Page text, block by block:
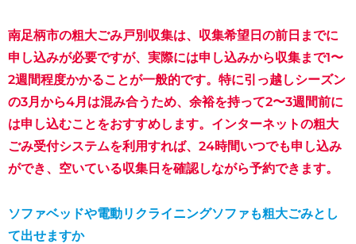
南足柄市の粗大ごみ戸別収集は、収集希望日の前日までに
申し込みが必要ですが、実際には申し込みから収集まで1〜
2週間程度かかることが一般的です。特に引っ越しシーズン
の3月から4月は混み合うため、余裕を持って2〜3週間前に
は申し込むことをおすすめします。インターネットの粗大
ごみ受付システムを利用すれば、24時間いつでも申し込み
ができ、空いている収集日を確認しながら予約できます。
ソファベッドや電動リクライニングソファも粗大ごみとし
て出せますか